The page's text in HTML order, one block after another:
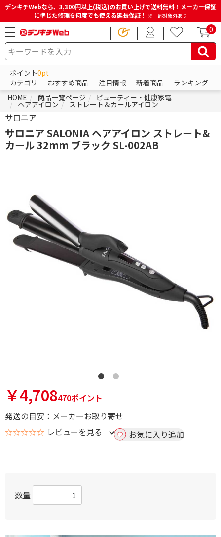
デンキチWebなら、3,300円以上(税込)のお買い上げで送料無料！メーカー保証
に準じた修理を何度でも使える延長保証！ ※一部対象外あり
0
ポイント0pt
カテゴリ
おすすめ商品 注目情報 新着商品
ランキング
HOME
商品一覧ページ ビューティー・健康家電
ヘアアイロン ストレート＆カールアイロン
サロニア
サロニア SALONIA ヘアアイロン ストレート&
カール 32mm ブラック SL-002AB
￥4,708470ポイント
発送の目安：メーカーお取り寄せ
☆☆☆☆☆ レビューを見る お気に入り追加
数量